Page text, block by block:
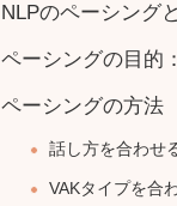
NLPのペーシング
ペーシングの目的
ペーシングの方法
話し方を合わせ
VAKタイプを合